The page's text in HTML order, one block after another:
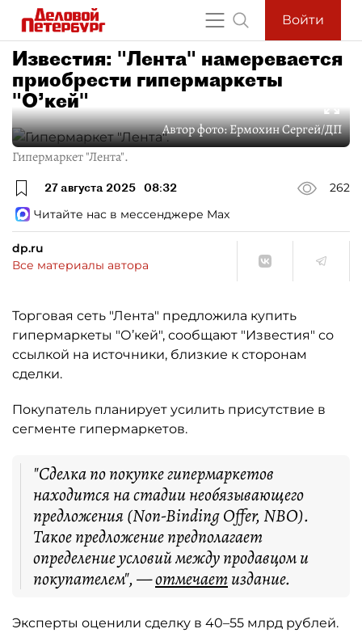
Войти
Известия: "Лента" намеревается
приобрести гипермаркеты
"О’кей"
Автор фото:Ермохин Сергей/ДП
Гипермаркет "Лента".
27 августа 2025 08:32
262
Читайте нас в мессенджере Max
dp.ru
Все материалы автора
Торговая сеть "Лента" предложила купить
гипермаркеты "О’кей", сообщают "Известия" со
ссылкой на источники, близкие к сторонам
сделки.
Покупатель планирует усилить присутствие в
сегменте гипермаркетов.
"Сделка по покупке гипермаркетов
находится на стадии необязывающего
предложения (Non-Binding Offer, NBO).
Такое предложение предполагает
определение условий между продавцом и
покупателем", —отмечаетиздание.
Эксперты оценили сделку в 40–55 млрд рублей.